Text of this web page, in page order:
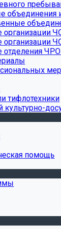
объединения
организации
организации
отделения
тифлотехники
культурно-
помощь